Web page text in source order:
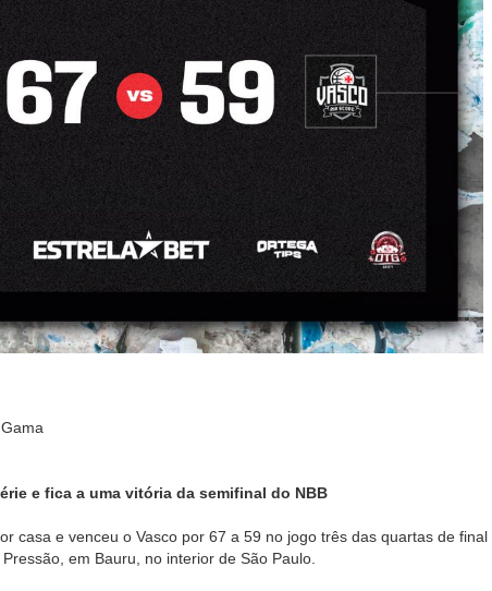
e fica a uma vitória da semifinal do NBB
casa e venceu o Vasco por 67 a 59 no jogo três das quartas de final
em Bauru, no interior de São Paulo.